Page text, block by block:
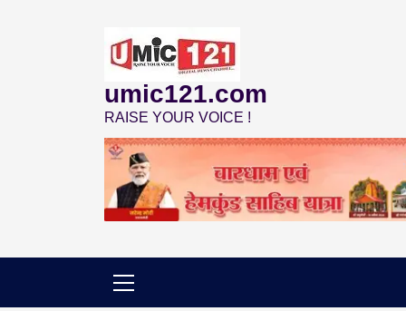
umic121.com
RAISE YOUR VOICE !